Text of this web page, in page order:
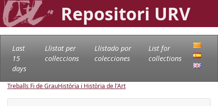
Repositori URV
Last
15
days
Llistat per
col·leccions
Llistado por
colecciones
List for
collections
Treballs Fi de GrauHistòria i Història de l'Art